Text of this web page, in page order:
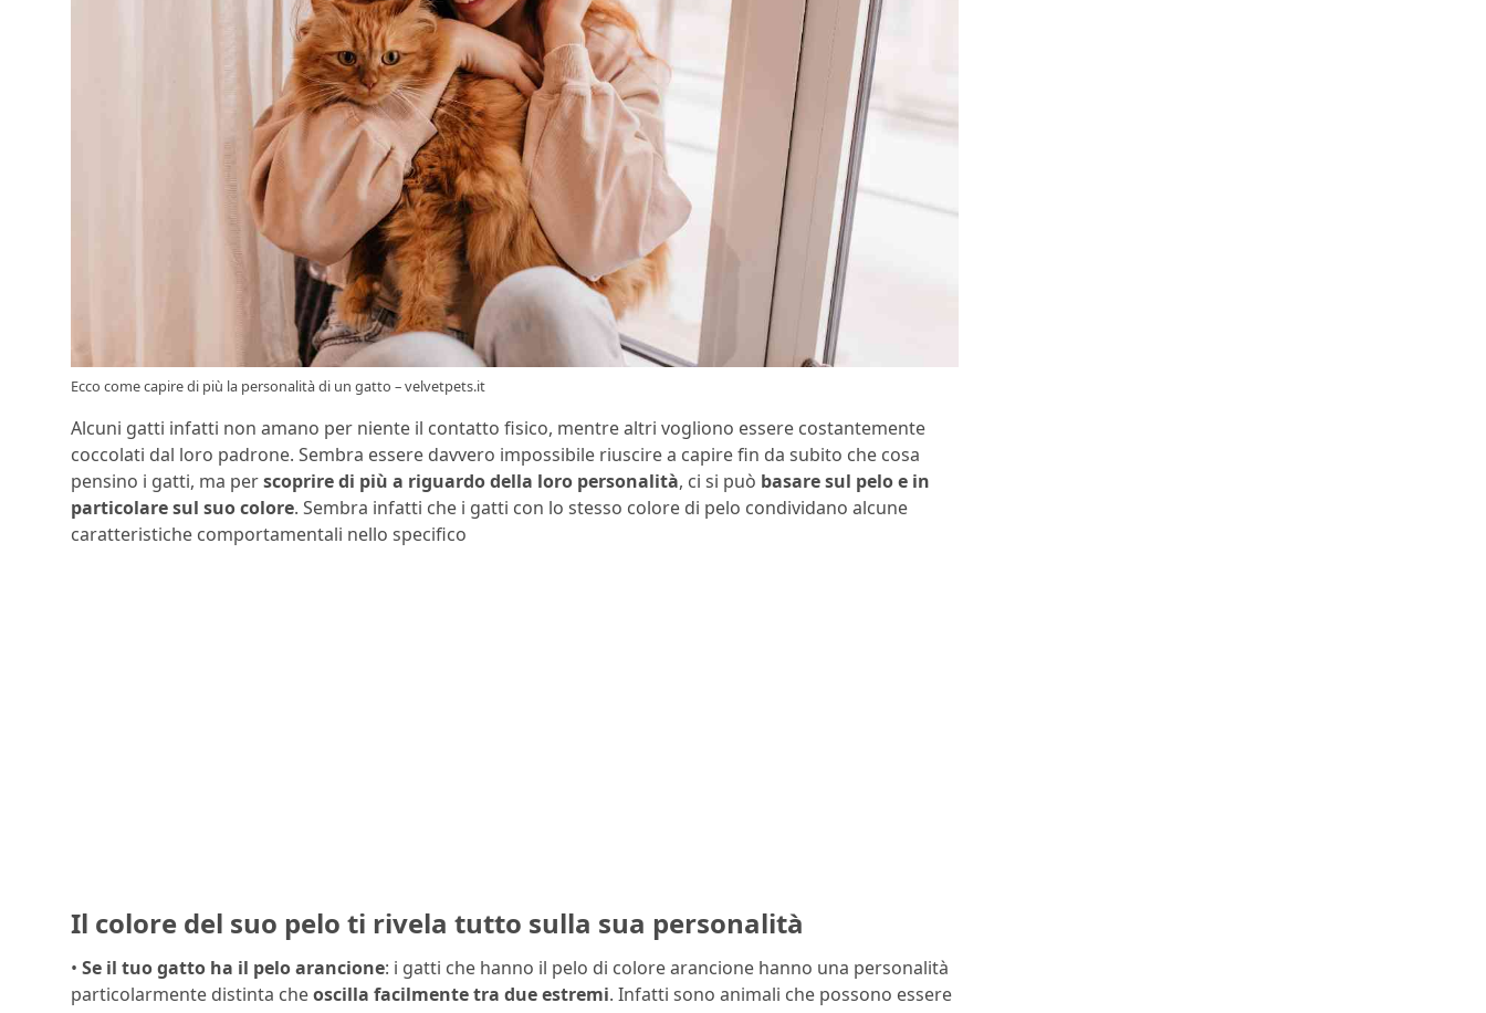
Ecco come capire di più la personalità di un gatto – velvetpets.it
Alcuni gatti infatti non amano per niente il contatto fisico, mentre altri vogliono essere costantemente
coccolati dal loro padrone. Sembra essere davvero impossibile riuscire a capire fin da subito che cosa
pensino i gatti, ma perscoprire di più a riguardo della loro personalità, ci si può basare sul pelo e in
particolare sul suo colore. Sembra infatti che i gatti con lo stesso colore di pelo condividano alcune
caratteristiche comportamentali nello specifico
Il colore del suo pelo ti rivela tutto sulla sua personalità
• Se il tuo gatto ha il pelo arancione: i gatti che hanno il pelo di colore arancione hanno una personalità
particolarmente distinta cheoscilla facilmente tra due estremi. Infatti sono animali che possono essere